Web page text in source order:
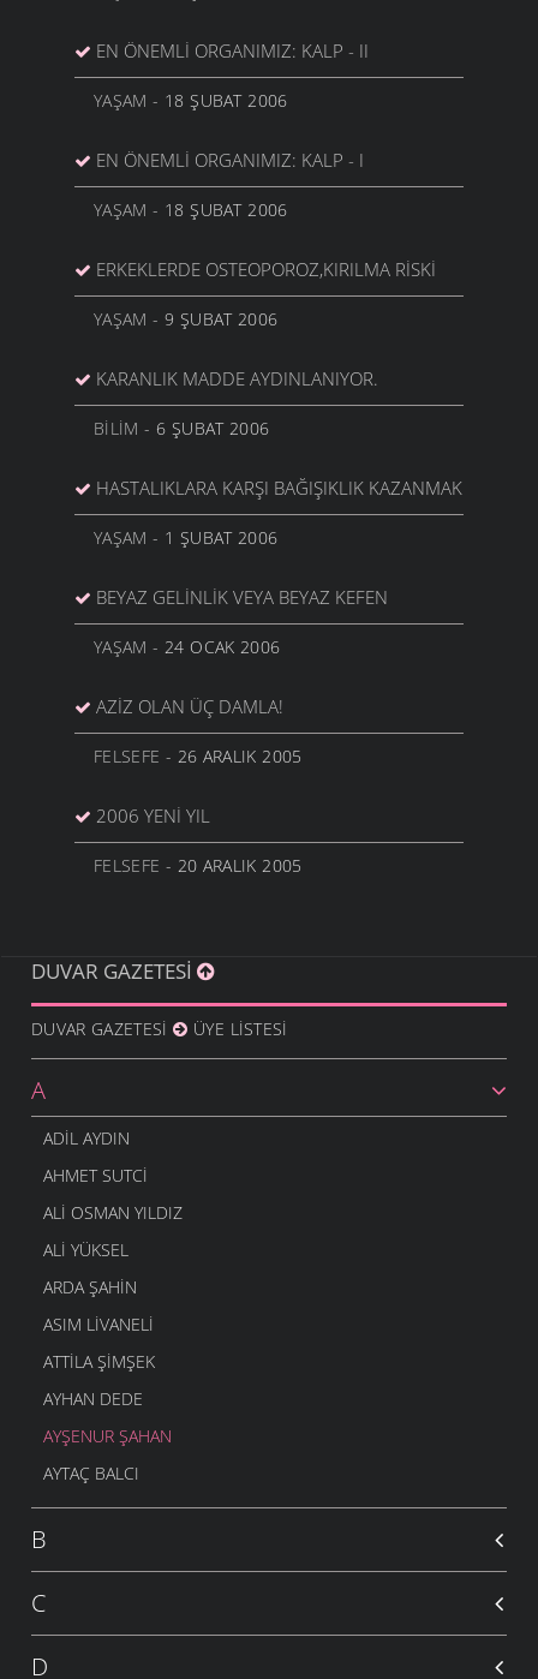
EN ÖNEMLI ORGANIMIZ: KALP - II
YAŞAM - 18 ŞUBAT 2006
EN ÖNEMLI ORGANIMIZ: KALP - I
YAŞAM - 18 ŞUBAT 2006
ERKEKLERDE OSTEOPOROZ,KIRILMA RISKI
YAŞAM - 9 ŞUBAT 2006
KARANLIK MADDE AYDINLANIYOR.
BILIM - 6 ŞUBAT 2006
HASTALIKLARA KARŞI BAĞIŞIKLIK KAZANMAK
YAŞAM - 1 ŞUBAT 2006
BEYAZ GELINLIK VEYA BEYAZ KEFEN
YAŞAM - 24 OCAK 2006
AZIZ OLAN ÜÇ DAMLA!
FELSEFE - 26 ARALIK 2005
2006 YENI YIL
FELSEFE - 20 ARALIK 2005
DUVAR GAZETESI
DUVAR GAZETESI ÜYE LISTESI
A
ADIL AYDIN
AHMET SUTCI
ALI OSMAN YILDIZ
ALI YÜKSEL
ARDA ŞAHIN
ASIM LIVANELI
ATTILA ŞIMŞEK
AYHAN DEDE
AYŞENUR ŞAHAN
AYTAÇ BALCI
B
C
D